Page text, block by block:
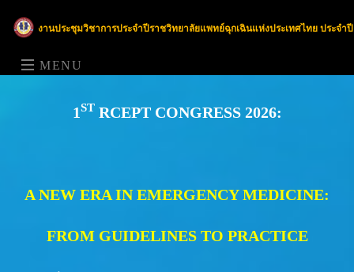
งานประชุมวิชาการประจำปีราชวิทยาลัยแพทย์ฉุกเฉินแห่งประเทศไทย ประจำปี
MENU
1ST RCEPT CONGRESS 2026:
A NEW ERA IN EMERGENCY MEDICINE:
FROM GUIDELINES TO PRACTICE